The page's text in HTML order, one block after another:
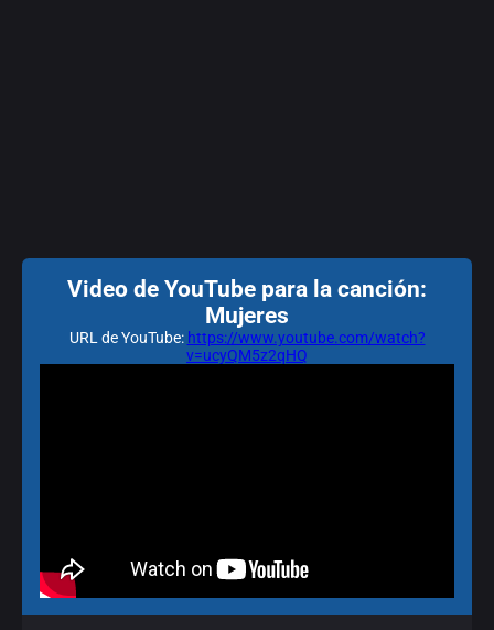
Video de YouTube para la canción:
Mujeres
URL de YouTube: https://www.youtube.com/watch?
v=ucyQM5z2qHQ